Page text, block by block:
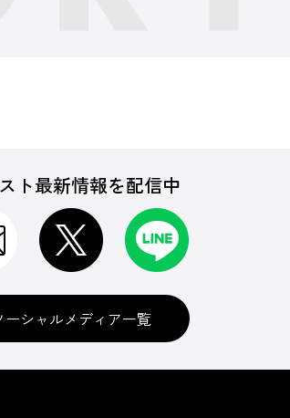
ト最新情報を配信中
ーシャルメディア一覧